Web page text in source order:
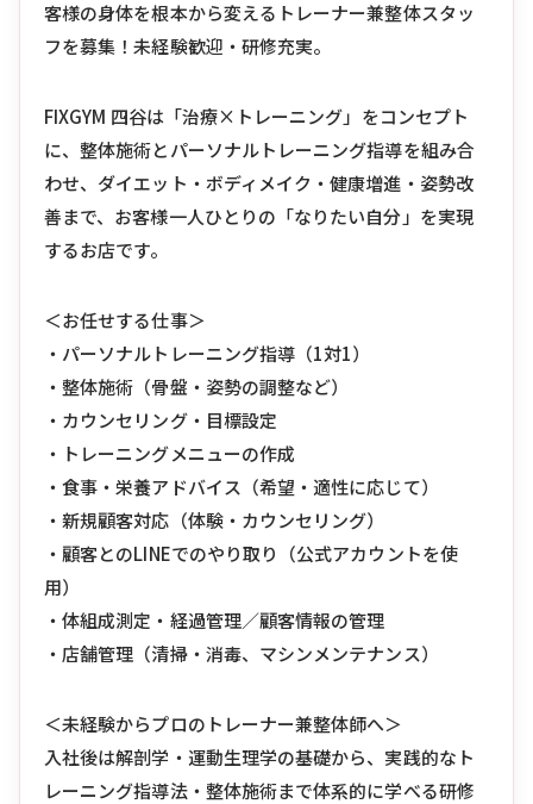
客様の身体を根本から変えるトレーナー兼整体スタッ
フを募集！未経験歓迎・研修充実。
FIXGYM 四谷は「治療×トレーニング」をコンセプト
に、整体施術とパーソナルトレーニング指導を組み合
わせ、ダイエット・ボディメイク・健康増進・姿勢改
善まで、お客様一人ひとりの「なりたい自分」を実現
するお店です。
＜お任せする仕事＞
・パーソナルトレーニング指導（1対1）
・整体施術（骨盤・姿勢の調整など）
・カウンセリング・目標設定
・トレーニングメニューの作成
・食事・栄養アドバイス（希望・適性に応じて）
・新規顧客対応（体験・カウンセリング）
・顧客とのLINEでのやり取り（公式アカウントを使
用）
・体組成測定・経過管理／顧客情報の管理
・店舗管理（清掃・消毒、マシンメンテナンス）
＜未経験からプロのトレーナー兼整体師へ＞
入社後は解剖学・運動生理学の基礎から、実践的なト
レーニング指導法・整体施術まで体系的に学べる研修